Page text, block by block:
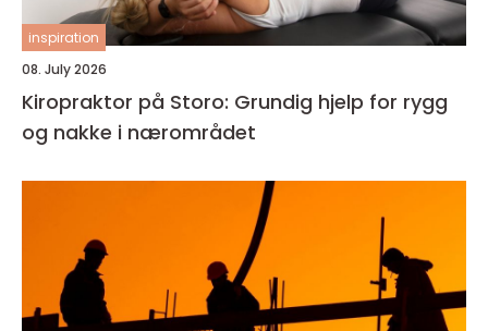
inspiration
08. July 2026
Kiropraktor på Storo: Grundig hjelp for rygg
og nakke i nærområdet